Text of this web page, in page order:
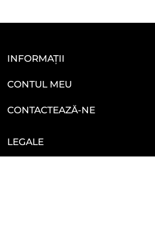
INFORMAȚII
CONTUL MEU
CONTACTEAZĂ-NE
LEGALE